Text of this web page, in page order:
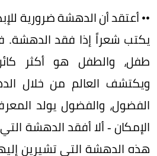
•• أعتقد أن الدهشة ضرورية
يكتب شعراً إذا فقد الدهشة.
طفل، والطفل هو أكثر
ويكتشف العالم من خلال
الفضول، والفضول يولد
الإمكان - ألا أفقد الدهشة
هذه الدهشة التي تشيرين